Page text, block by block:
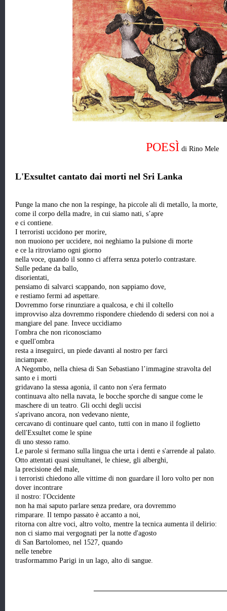
POESÌ di Rino Mele
L'Exsultet cantato dai morti nel Sri Lanka
Punge la mano che non la respinge, ha piccole ali di metallo, la morte,
come il corpo della madre, in cui siamo nati, s’apre
e ci contiene.
I terroristi uccidono per morire,
non muoiono per uccidere, noi neghiamo la pulsione di morte
e ce la ritroviamo ogni giorno
nella voce, quando il sonno ci afferra senza poterlo contrastare.
Sulle pedane da ballo,
disorientati,
pensiamo di salvarci scappando, non sappiamo dove,
e restiamo fermi ad aspettare.
Dovremmo forse rinunziare a qualcosa, e chi il coltello
improvviso alza dovremmo rispondere chiedendo di sedersi con noi a
mangiare del pane. Invece uccidiamo
l'ombra che non riconosciamo
e quell'ombra
resta a inseguirci, un piede davanti al nostro per farci
inciampare.
A Negombo, nella chiesa di San Sebastiano l’immagine stravolta del
santo e i morti
gridavano la stessa agonia, il canto non s'era fermato
continuava alto nella navata, le bocche sporche di sangue come le
maschere di un teatro. Gli occhi degli uccisi
s'aprivano ancora, non vedevano niente,
cercavano di continuare quel canto, tutti con in mano il foglietto
dell'Exsultet come le spine
di uno stesso ramo.
Le parole si fermano sulla lingua che urta i denti e s'arrende al palato.
Otto attentati quasi simultanei, le chiese, gli alberghi,
la precisione del male,
i terroristi chiedono alle vittime di non guardare il loro volto per non
dover incontrare
il nostro: l'Occidente
non ha mai saputo parlare senza predare, ora dovremmo
rimparare. Il tempo passato è accanto a noi,
ritorna con altre voci, altro volto, mentre la tecnica aumenta il delirio:
non ci siamo mai vergognati per la notte d'agosto
di San Bartolomeo, nel 1527, quando
nelle tenebre
trasformammo Parigi in un lago, alto di sangue.